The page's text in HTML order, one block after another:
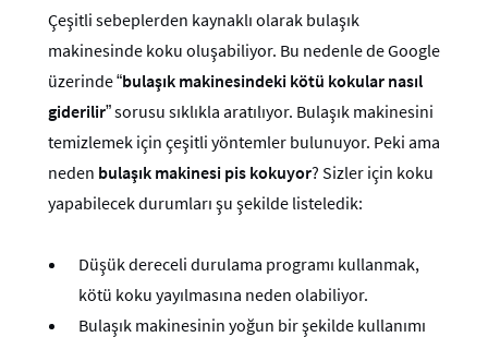
Çeşitli sebeplerden kaynaklı olarak bulaşık
makinesinde koku oluşabiliyor. Bu nedenle de Google
üzerinde “bulaşık makinesindeki kötü kokular nasıl
giderilir” sorusu sıklıkla aratılıyor. Bulaşık makinesini
temizlemek için çeşitli yöntemler bulunuyor. Peki ama
neden bulaşık makinesi pis kokuyor? Sizler için koku
yapabilecek durumları şu şekilde listeledik:
Düşük dereceli durulama programı kullanmak,
kötü koku yayılmasına neden olabiliyor.
Bulaşık makinesinin yoğun bir şekilde kullanımı